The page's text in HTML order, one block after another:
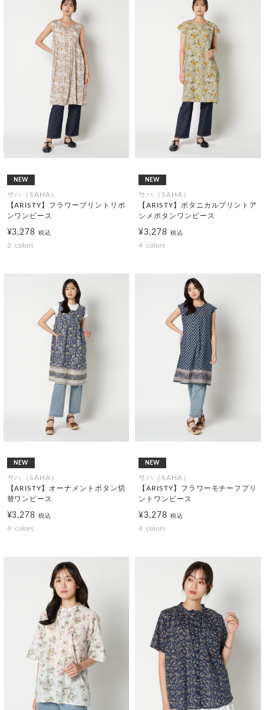
NEW
サハ（SAHA）
【ARISTY】フラワープリントリボ
ンワンピース
¥3,278税込
2 colors
NEW
サハ（SAHA）
【ARISTY】ボタニカルプリントア
シメボタンワンピース
¥3,278 税込
4 colors
NEW
サハ（SAHA）
【ARISTY】オーナメントボタン切
替ワンピース
¥3,278税込
4 colors
NEW
サハ（SAHA）
【ARISTY】フラワーモチーフプリ
ントワンピース
¥3,278 税込
4 colors